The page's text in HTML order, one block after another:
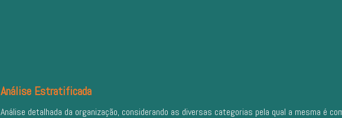
Análise Estratificada
Análise detalhada da organização, considerando as diversas categorias pela qual a mesma é